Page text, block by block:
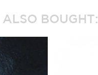
BOUGHT: